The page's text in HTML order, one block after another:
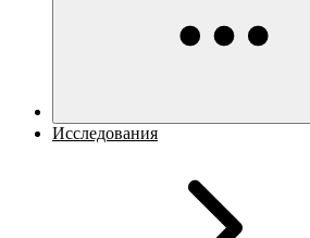
Исследования